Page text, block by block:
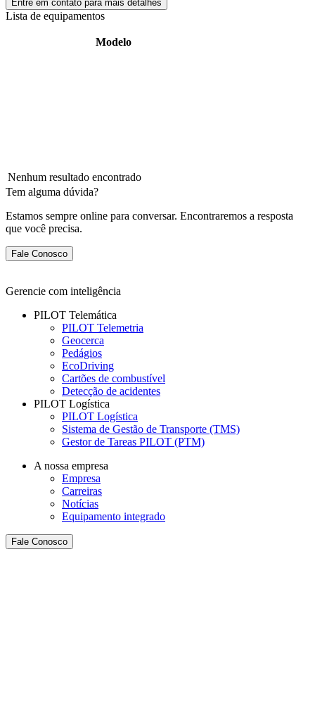
Entre em contato para mais detalhes
Lista de equipamentos
Modelo
Nenhum resultado encontrado
Tem alguma dúvida?
Estamos sempre online para conversar. Encontraremos a resposta
que você precisa.
Fale Conosco
Gerencie com inteligência
PILOT Telemática
PILOT Telemetria
Geocerca
Pedágios
EcoDriving
Cartões de combustível
Detecção de acidentes
PILOT Logística
PILOT Logística
Sistema de Gestão de Transporte (TMS)
Gestor de Tareas PILOT (PTM)
A nossa empresa
Empresa
Carreiras
Notícias
Equipamento integrado
Fale Conosco